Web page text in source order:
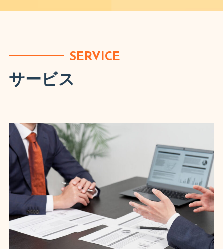
SERVICE
サービス